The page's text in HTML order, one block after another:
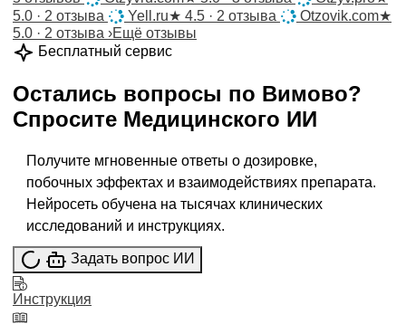
5.0 · 2 отзыва
Yell.ru★ 4.5 · 2 отзыва Otzovik.com★
5.0 · 2 отзыва ›Ещё отзывы
Бесплатный сервис
Остались вопросы по Вимово?
Спросите Медицинского ИИ
Получите мгновенные ответы о дозировке,
побочных эффектах и взаимодействиях препарата.
Нейросеть обучена на тысячах клинических
исследований и инструкциях.
Задать вопрос ИИ
Инструкция